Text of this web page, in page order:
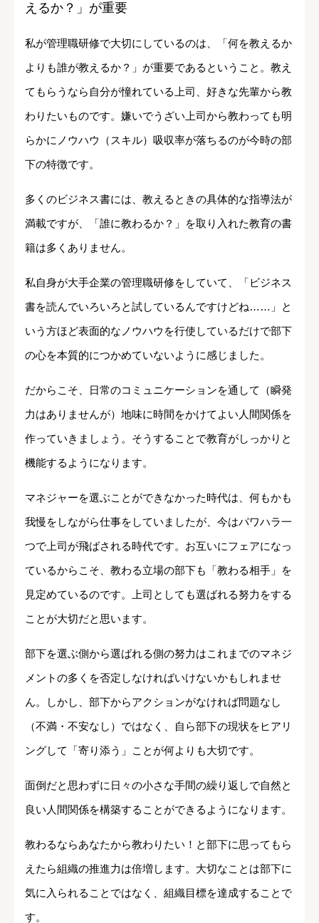
えるか？」が重要
私が管理職研修で大切にしているのは、「何を教えるか
よりも誰が教えるか？」が重要であるということ。教え
てもらうなら自分が憧れている上司、好きな先輩から教
わりたいものです。嫌いでうざい上司から教わっても明
らかにノウハウ（スキル）吸収率が落ちるのが今時の部
下の特徴です。
多くのビジネス書には、教えるときの具体的な指導法が
満載ですが、「誰に教わるか？」を取り入れた教育の書
籍は多くありません。
私自身が大手企業の管理職研修をしていて、「ビジネス
書を読んでいろいろと試しているんですけどね……」と
いう方ほど表面的なノウハウを行使しているだけで部下
の心を本質的につかめていないように感じました。
だからこそ、日常のコミュニケーションを通して（瞬発
力はありませんが）地味に時間をかけてよい人間関係を
作っていきましょう。そうすることで教育がしっかりと
機能するようになります。
マネジャーを選ぶことができなかった時代は、何もかも
我慢をしながら仕事をしていましたが、今はパワハラ一
つで上司が飛ばされる時代です。お互いにフェアになっ
ているからこそ、教わる立場の部下も「教わる相手」を
見定めているのです。上司としても選ばれる努力をする
ことが大切だと思います。
部下を選ぶ側から選ばれる側の努力はこれまでのマネジ
メントの多くを否定しなければいけないかもしれませ
ん。しかし、部下からアクションがなければ問題なし
（不満・不安なし）ではなく、自ら部下の現状をヒアリ
ングして「寄り添う」ことが何よりも大切です。
面倒だと思わずに日々の小さな手間の繰り返しで自然と
良い人間関係を構築することができるようになります。
教わるならあなたから教わりたい！と部下に思ってもら
えたら組織の推進力は倍増します。大切なことは部下に
気に入られることではなく、組織目標を達成することで
す。